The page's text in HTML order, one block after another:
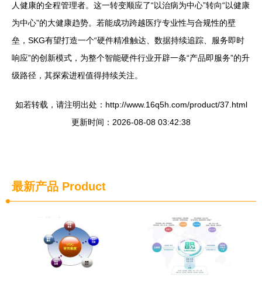
人健康的全程管理者。这一转变顺应了“以治病为中心”转向“以健康
为中心”的大健康趋势。若能成功跨越医疗专业性与合规性的壁
垒，SKG有望打造一个“硬件精准触达、数据持续追踪、服务即时
响应”的创新模式，为整个智能硬件行业开辟一条“产品即服务”的升
级路径，其探索进程值得持续关注。
如若转载，请注明出处：http://www.16q5h.com/product/37.html
更新时间：2026-08-08 03:42:38
最新产品 Product